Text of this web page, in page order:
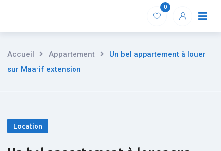
0
Accueil Appartement
Un bel appartement à louer
sur Maarif extension
Location